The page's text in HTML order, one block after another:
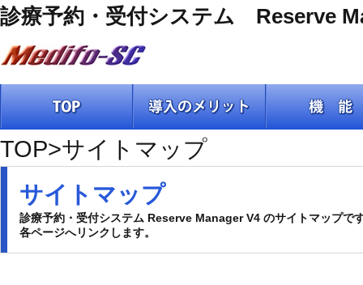
診療予約・受付システム Reserve
TOP>サイトマップ
サイトマップ
診療予約・受付システム Reserve Manager V4 のサイトマップで
各ページへリンクします。